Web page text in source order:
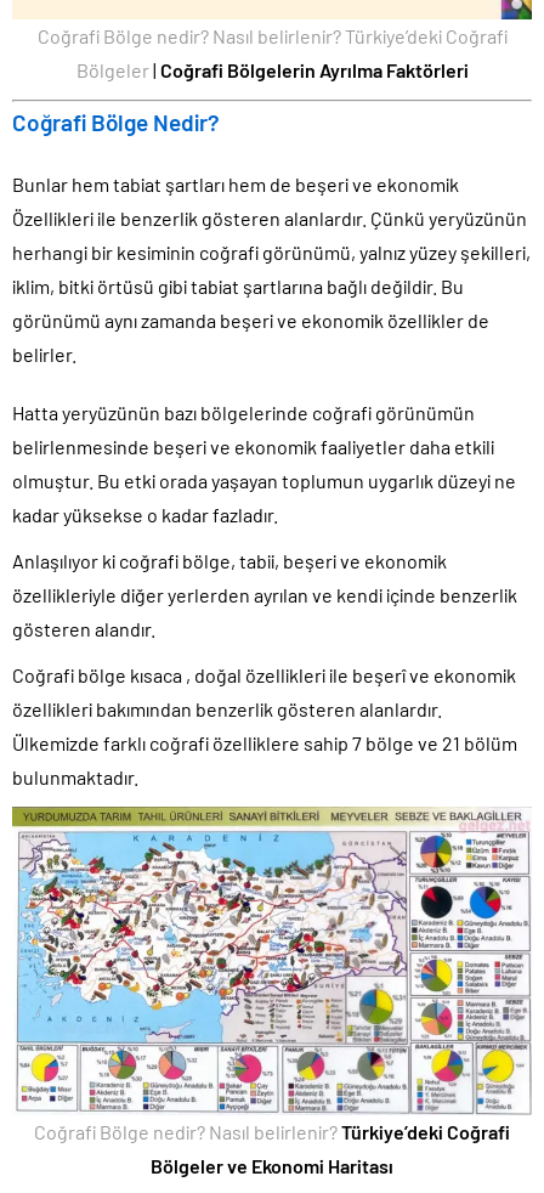
Coğrafi Bölge nedir? Nasıl belirlenir? Türkiye’deki Coğrafi
Bölgeler| Coğrafi Bölgelerin Ayrılma Faktörleri
Coğrafi Bölge Nedir?
Bunlar hem tabiat şartları hem de beşeri ve ekonomik
Özellikleri ile benzerlik gösteren alanlardır. Çünkü yeryüzünün
herhangi bir kesiminin coğrafi görünümü, yalnız yüzey şekilleri,
iklim, bitki örtüsü gibi tabiat şartlarına bağlı değildir. Bu
görünümü aynı zamanda beşeri ve ekonomik özellikler de
belirler.
Hatta yeryüzünün bazı bölgelerinde coğrafi görünümün
belirlenmesinde beşeri ve ekonomik faaliyetler daha etkili
olmuştur. Bu etki orada yaşayan toplumun uygarlık düzeyi ne
kadar yüksekse o kadar fazladır.
Anlaşılıyor ki coğrafi bölge, tabii, beşeri ve ekonomik
özellikleriyle diğer yerlerden ayrılan ve kendi içinde benzerlik
gösteren alandır.
Coğrafi bölge kısaca , doğal özellikleri ile beşerî ve ekonomik
özellikleri bakımından benzerlik gösteren alanlardır.
Ülkemizde farklı coğrafi özelliklere sahip 7 bölge ve 21 bölüm
bulunmaktadır.
Coğrafi Bölge nedir? Nasıl belirlenir?Türkiye’deki Coğrafi
Bölgeler ve Ekonomi Haritası